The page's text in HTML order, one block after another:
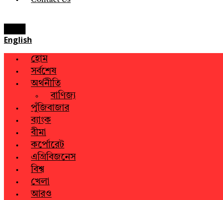
English
হোম
সর্বশেষ
অর্থনীতি
বাণিজ্য
পুঁজিবাজার
ব্যাংক
বীমা
কর্পোরেট
এগ্রিবিজনেস
বিশ্ব
খেলা
আরও